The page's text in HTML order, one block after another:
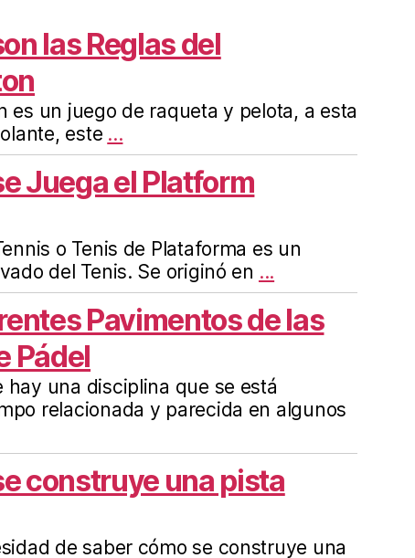
las Reglas del
es un juego de raqueta y pelota, a esta
este ...
Juega el Platform
o Tenis de Plataforma es un
del Tenis. Se originó en ...
Pavimentos de las
Pádel
hay una disciplina que se está
relacionada y parecida en algunos
construye una pista
de saber cómo se construye una